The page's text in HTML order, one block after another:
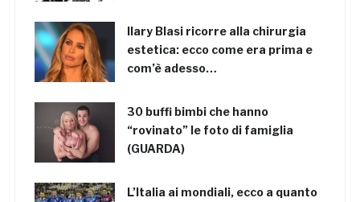
Ilary Blasi ricorre alla chirurgia
estetica: ecco come era prima e
com’è adesso…
30 buffi bimbi che hanno
“rovinato” le foto di famiglia
(GUARDA)
L’Italia ai mondiali, ecco a quanto